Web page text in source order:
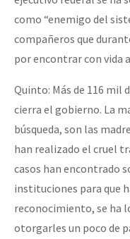
como “enemigo del
compañeros que
por encontrar con vida
Quinto: Más de 116 mil
cierra el gobierno. La
búsqueda, son las
han realizado el cruel
casos han encontrado
instituciones para que
reconocimiento, se ha
otorgarles un poco de